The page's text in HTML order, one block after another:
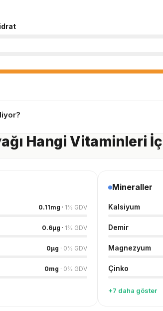
Hangi Vitaminleri
0.11mg · 1% GDV
0.6µg · 1% GDV
0µg · 0% GDV
0mg · 0% GDV
Mineraller
Kalsiyum
Demir
Magnezyum
Çinko
+7 daha göster